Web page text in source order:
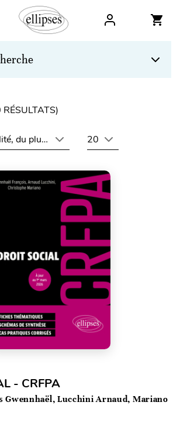
RÉSULTATS)
du plus récent au plus ancien
20
- CRFPA
Gwennhaël, Lucchini Arnaud, Mariano